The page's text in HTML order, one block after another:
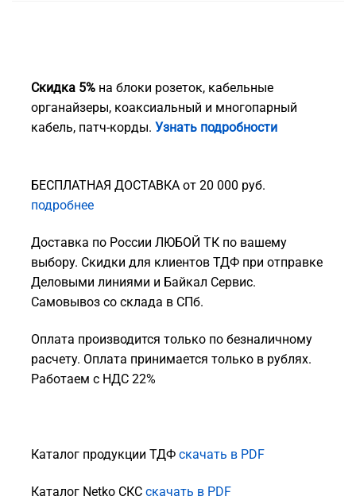
Скидка 5% на блоки розеток, кабельные
органайзеры, коаксиальный и многопарный
кабель, патч-корды. Узнать подробности
БЕСПЛАТНАЯ ДОСТАВКА от 20 000 руб.
подробнее
Доставка по России ЛЮБОЙ ТК по вашему
выбору. Скидки для клиентов ТДФ при отправке
Деловыми линиями и Байкал Сервис.
Самовывоз со склада в СПб.
Оплата производится только по безналичному
расчету. Оплата принимается только в рублях.
Работаем с НДС 22%
Каталог продукции ТДФ скачать в PDF
Каталог Netko СКС скачать в PDF